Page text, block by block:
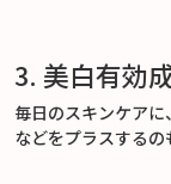
3. 美白有効
毎日のスキンケア
などをプラスするの